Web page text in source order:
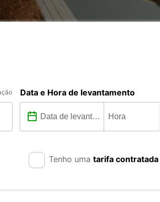
Data e Hora de levantamento
Tenho uma tarifa contratada